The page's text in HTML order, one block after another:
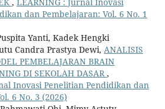
dan Pembelajaran: Vol. 6 No. 1
Yanti, Kadek Hengki
Candra Prastya Dewi, ANALISIS
PEMBELAJARAN BRAIN
DI SEKOLAH DASAR,
Inovasi Penelitian Pendidikan dan
6 No. 3 (2026)